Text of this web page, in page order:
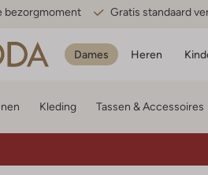
bezorgmoment Gratis standaard
Dames Heren
Kleding Tassen & Accessoires